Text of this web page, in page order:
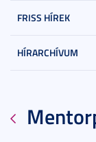
FRISS HÍREK
HÍRARCHÍVUM